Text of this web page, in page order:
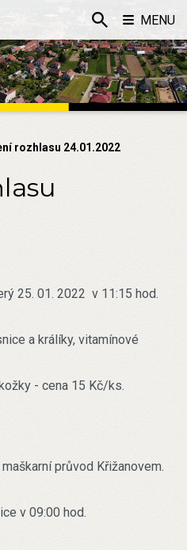
rozhlasu 24.01.2022
25. 01. 2022 v 11:15 hod.
a králíky, vitamínové
- cena 15 Kč/ks.
průvod Křižanovem.
v 09:00 hod.
MENU